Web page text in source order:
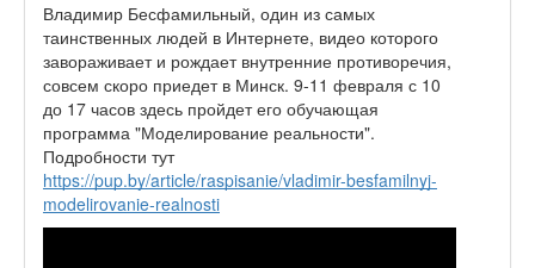
Владимир Бесфамильный, один из самых
таинственных людей в Интернете, видео которого
завораживает и рождает внутренние противоречия,
совсем скоро приедет в Минск. 9-11 февраля с 10
до 17 часов здесь пройдет его обучающая
программа "Моделирование реальности".
Подробности тут
https://pup.by/article/raspisanie/vladimir-besfamilnyj-
modelirovanie-realnosti